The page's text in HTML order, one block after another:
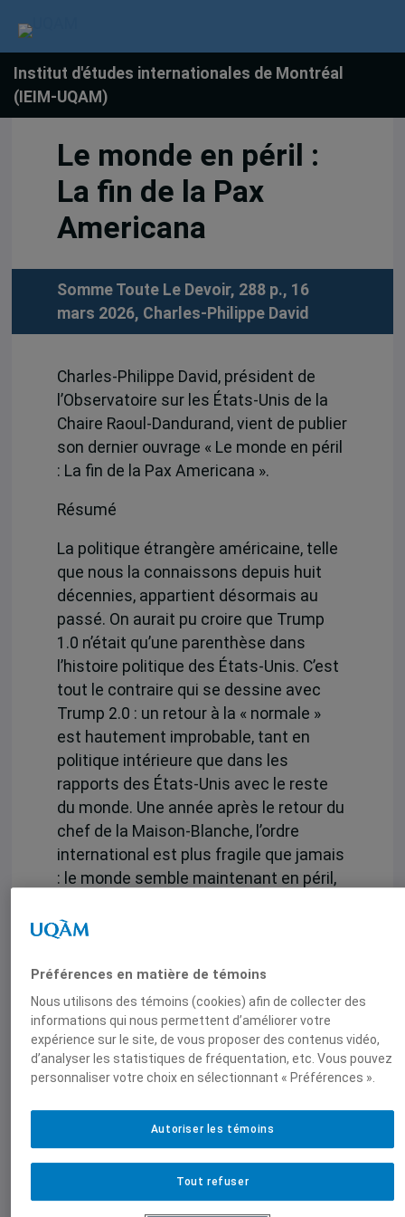
Institut d'études internationales de Montréal
(IEIM-UQAM)
Le monde en péril :
La fin de la Pax
Americana
Somme Toute Le Devoir, 288 p., 16
mars 2026, Charles-Philippe David
Charles-Philippe David, président de
l’Observatoire sur les États-Unis de la
Chaire Raoul-Dandurand, vient de publier
son dernier ouvrage « Le monde en péril
: La fin de la Pax Americana ».
Résumé
La politique étrangère américaine, telle
que nous la connaissons depuis huit
décennies, appartient désormais au
passé. On aurait pu croire que Trump
1.0 n’était qu’une parenthèse dans
l’histoire politique des États-Unis. C’est
tout le contraire qui se dessine avec
Trump 2.0 : un retour à la « normale »
est hautement improbable, tant en
politique intérieure que dans les
rapports des États-Unis avec le reste
du monde. Une année après le retour du
chef de la Maison-Blanche, l’ordre
international est plus fragile que jamais
: le monde semble maintenant en péril,
américain se font plus agressives, plus
lors de sa première présidence. Un des
plus grands spécialistes de la politique
américaine propose ici une analyse
fouillée de cette nouvelle phase de la
présidence – une lecture lucide,
indispensable pour comprendre les
trajectoires du monde contemporain et
la marge de manœuvre dont dispose
encore le Canada.
Préférences en matière de témoins
Nous utilisons des témoins (cookies) afin de collecter des
informations qui nous permettent d’améliorer votre
expérience sur le site, de vous proposer des contenus vidéo,
d’analyser les statistiques de fréquentation, etc. Vous pouvez
personnaliser votre choix en sélectionnant « Préférences ».
Tout refuser
Autoriser les témoins